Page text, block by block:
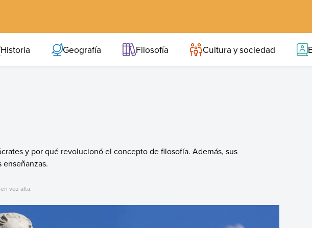
Historia Geografía Filosofía Cultura y sociedad
y por qué revolucionó el concepto de filosofía. Además, sus
voz alta.